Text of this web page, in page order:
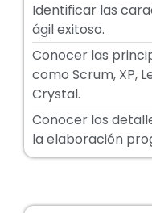
Identificar las
ágil exitoso.
Conocer las
como Scrum, XP,
Crystal.
Conocer los
la elaboración